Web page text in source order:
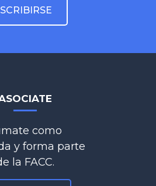
como
y forma parte
la FACC.